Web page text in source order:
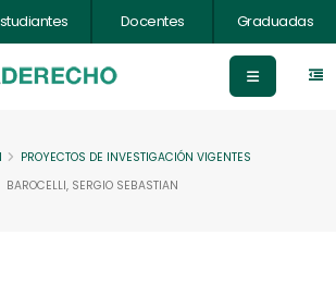
Docentes Graduadas
PROYECTOS DE INVESTIGACIÓN VIGENTES
BAROCELLI, SERGIO SEBASTIAN